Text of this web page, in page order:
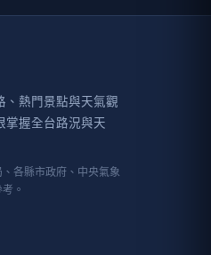
、熱門景點與天氣觀
掌握全台路況與天
各縣市政府、中央氣象
。